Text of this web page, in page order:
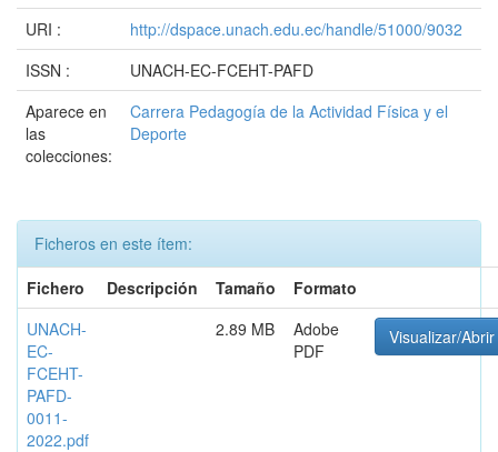
URI :
http://dspace.unach.edu.ec/handle/51000/9032
ISSN :
UNACH-EC-FCEHT-PAFD
Aparece en
las
colecciones:
Carrera Pedagogía de la Actividad Física y el
Deporte
Ficheros en este ítem:
Fichero
Descripción Tamaño
Formato
UNACH-
EC-
FCEHT-
PAFD-
0011-
2022.pdf
2.89 MB
Adobe
PDF
Visualizar/Abrir